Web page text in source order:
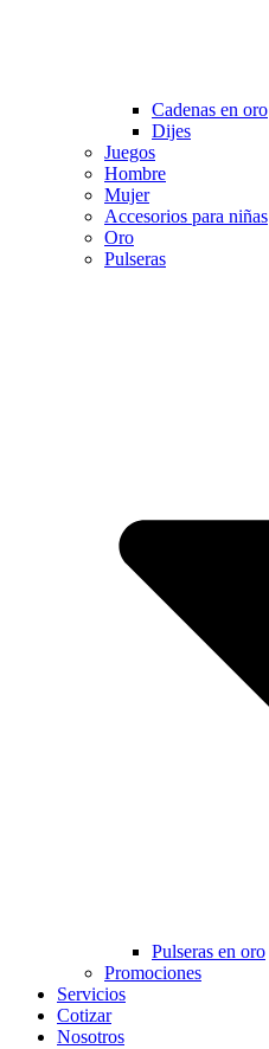
Cadenas en oro
Dijes
Juegos
Hombre
Mujer
Accesorios para niñas
Oro
Pulseras
Pulseras en oro
Promociones
Servicios
Cotizar
Nosotros